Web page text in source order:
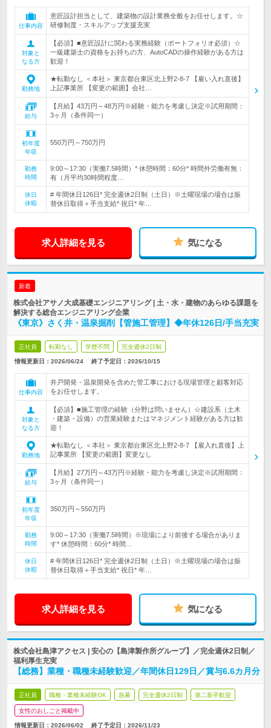
仕事内容
意匠設計担当として、建築物の設計業務全般をお任せします。☆
研修制度・スキルアップ支援充実
対象と
なる方
【必須】■意匠設計に関わる実務経験（ポートフォリオ必須）☆
一級建築士の資格をお持ちの方、AutoCADの操作経験がある方は
歓迎！
勤務地
★転勤なし ＜本社＞ 東京都台東区北上野2-8-7 【雇い入れ直後】
上記事業所 【変更の範囲】会社…
給与
【月給】43万円～48万円※経験・能力を考慮し決定※試用期間：
3ヶ月（条件同一）
初年度
年収
550万円～750万円
勤務
時間
9:00～17:30（実働7.5時間）* 休憩時間：60分* 時間外労働有無：
有（月平均30時間程度…
休日
休暇
# 年間休日126日* 完全週休2日制（土日）※土曜現場の場合は振
替休日取得＋手当支給* 祝日* 年…
求人詳細を見る 気になる
新着
株式会社アサノ大成基礎エンジニアリング | 土・水・建物のあらゆる課題を
解決する総合エンジニアリング企業
《東京》さく井・温泉掘削【管施工管理】◆年休126日/手当充実
正社員 転勤なし 学歴不問 完全週休2日制
情報更新日：2026/06/24 終了予定日： 2026/10/15
仕事内容
井戸開発・温泉開発を含めた管工事における現場管理と顧客対応
をお任せします。
対象と
なる方
【必須】■施工管理の経験（分野は問いません）☆建設系（土木
・建築・設備）の営業経験またはマネジメント経験がある方は歓
迎！
勤務地
★転勤なし ＜本社＞ 東京都台東区北上野2-8-7 【雇入れ直後】上
記事業所 【変更の範囲】変更なし
給与
【月給】27万円～43万円※経験・能力を考慮し決定※試用期間：
3ヶ月（条件同一）
初年度
年収
350万円～550万円
勤務
時間
9:00～17:30（実働7.5時間）※現場により前後する場合がありま
す* 休憩時間：60分* 時間…
休日
休暇
# 年間休日126日* 完全週休2日制（土日）※土曜現場の場合は振
替休日取得＋手当支給* 祝日* 年…
求人詳細を見る 気になる
株式会社島津アクセス | 安心の【島津製作所グループ】／完全週休2日制／
福利厚生充実
【総務】業種・職種未経験歓迎／年間休日129日／賞与6.6カ月分
正社員 職種・業種未経験OK 急募 完全週休2日制 第二新卒歓迎
女性のおしごと掲載中
情報更新日：2026/06/02 終了予定日： 2026/11/23